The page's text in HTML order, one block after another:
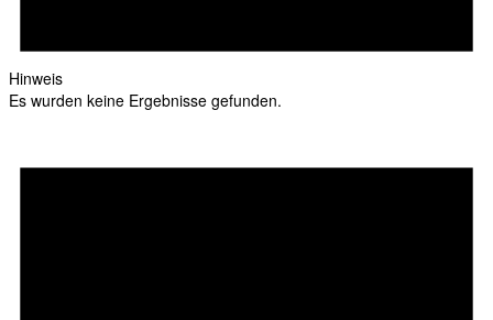
Hinweis
Es wurden keine Ergebnisse gefunden.